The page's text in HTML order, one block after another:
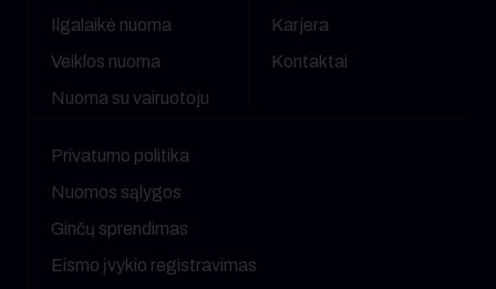
Ilgalaikė nuoma
Veiklos nuoma
Nuoma su vairuotoju
Karjera
Kontaktai
Privatumo politika
Nuomos sąlygos
Ginčų sprendimas
Eismo įvykio registravimas